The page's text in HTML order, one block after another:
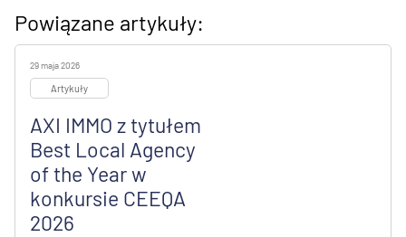
Powiązane artykuły:
29 maja 2026
Artykuły
AXI IMMO z tytułem
Best Local Agency
of the Year w
konkursie CEEQA
2026